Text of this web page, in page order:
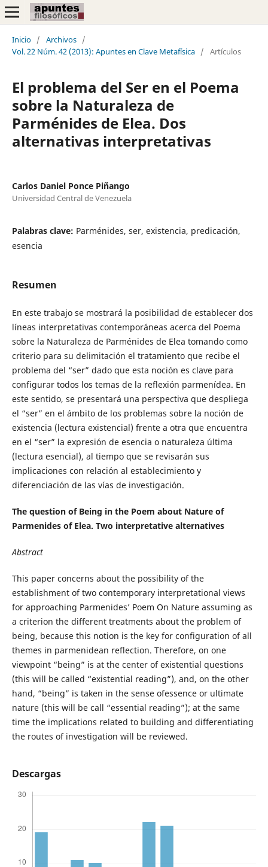
Inicio / Archivos /
Vol. 22 Núm. 42 (2013): Apuntes en Clave Metafísica / Artículos
El problema del Ser en el Poema
sobre la Naturaleza de
Parménides de Elea. Dos
alternativas interpretativas
Carlos Daniel Ponce Piñango
Universidad Central de Venezuela
Palabras clave: Parménides, ser, existencia, predicación,
esencia
Resumen
En este trabajo se mostrará la posibilidad de establecer dos
líneas interpretativas contemporáneas acerca del Poema
sobre la Naturaleza de Parménides de Elea tomando como
criterio para su delimitación el tratamiento que recibe el
problema del “ser” dado que esta noción es clave para
configurar todos los temas de la reflexión parmenídea. En
este sentido, se presentará una perspectiva que despliega
el “ser” en el ámbito de los problemas sobre la noción de
existencia (lectura existencial) frente a otra que encuentra
en el “ser” la expresión de esencia o naturaleza última
(lectura esencial), al tiempo que se revisarán sus
implicaciones con relación al establecimiento y
diferenciación de las vías de investigación.
The question of Being in the Poem about Nature of
Parmenides of Elea. Two interpretative alternatives
Abstract
This paper concerns about the possibility of the
establishment of two contemporary interpretational views
for approaching Parmenides’ Poem On Nature assuming as
a criterion the different treatments about the problem of
being, because this notion is the key for configuration of all
themes in parmenidean reflection. Therefore, on one
viewpoint “being” is at the center of existential questions
(this will be called “existential reading”), and, on the other
hand, “being” is taken in the sense ofessence or ultimate
nature (this will be call “essential reading”); at the same
time the implications related to building and differentiating
the routes of investigation will be reviewed.
Descargas